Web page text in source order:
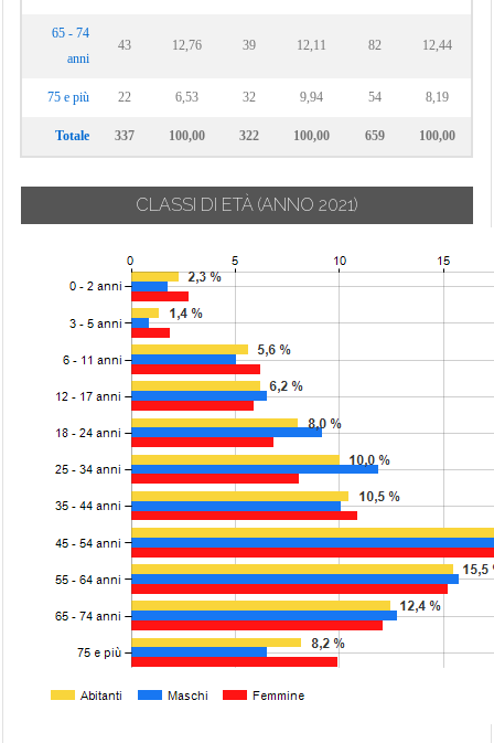
65 - 74
anni
43 12,76 39 12,11 82 12,44
75 e più 22 6,53 32 9,94 54 8,19
Totale 337 100,00 322 100,00 659 100,00
CLASSI DI ETÀ (ANNO 2021)